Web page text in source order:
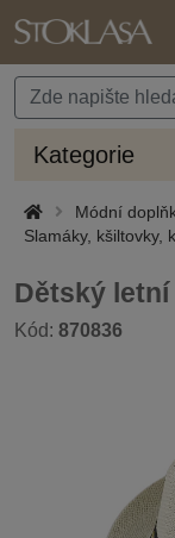
Kategorie
Módní
Slamáky, kšiltovky,
Dětský
Kód: 870836